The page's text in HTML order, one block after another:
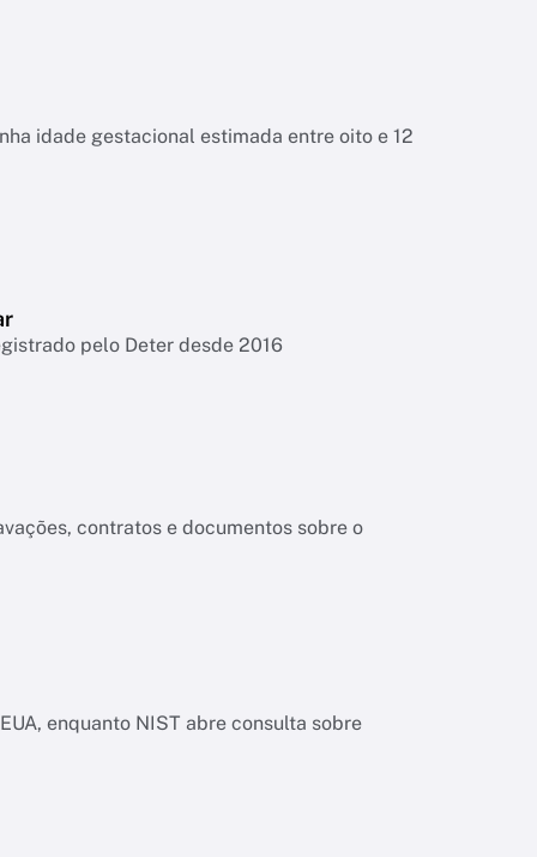
idade gestacional estimada entre oito e 12
pelo Deter desde 2016
contratos e documentos sobre o
enquanto NIST abre consulta sobre